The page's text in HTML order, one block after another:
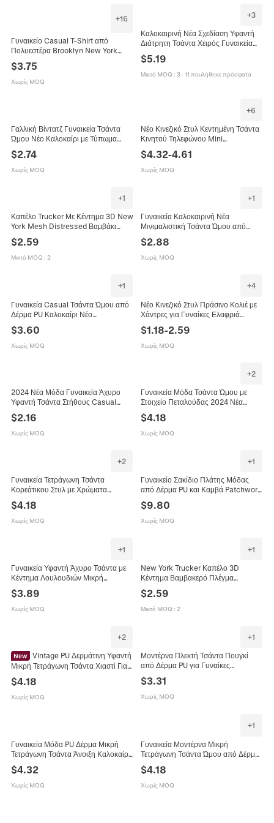
+16
Γυναικείο Casual T-Shirt από
Πολυεστέρα Brooklyn New York
Τύπωμα Στρογγυλή Λαιμόκοψη
Κοντό Μανίκι Top με Κόμπο
$3.75
Χωρίς MOQ
+3
Καλοκαιρινή Νέα Σχεδίαση Υφαντή
Διάτρητη Τσάντα Χειρός Γυναικεία
Casual Πλεκτή Τσάντα Ώμου Boho
Παραλία Διακοπές Tote
$5.19
Μικτό MOQ : 3· 11 πουλήθηκε πρόσφατα
Γαλλική Βίντατζ Γυναικεία Τσάντα
Ώμου Νέο Καλοκαίρι με Τύπωμα
από Δέρμα PU Τσάντα Μασχάλης με
Μεταλλικό Λογότυπο M
$2.74
Χωρίς MOQ
+6
Νέο Κινεζικό Στυλ Κεντημένη Τσάντα
Κινητού Τηλεφώνου Mini
Δέρμα Με Κρεμαστό Φούντα
$4.32-4.61
Χωρίς MOQ
+1
Καπέλο Trucker Με Κέντημα 3D New
York Mesh Distressed Βαμβάκι
Πολυεστέρας Ρυθμιζόμενο Unisex
Καπέλο Ήλιου
$2.59
Μικτό MOQ : 2
+1
Γυναικεία Καλοκαιρινή Νέα
Μινιμαλιστική Τσάντα Ώμου από
Καμβά Μονόχρωμη Casual Τσάντα
Crossbody Bucket Με Ρυθμιζόμενο
Λουρί Ελαφριά Τσάντα Χειρός
$2.88
Χωρίς MOQ
+1
Γυναικεία Casual Τσάντα Ώμου από
Δέρμα PU Καλοκαίρι Νέο
Τσάντα Χειρός Μόδα Μικρή
Τετράγωνη Τσάντα Χιαστί
$3.60
Χωρίς MOQ
+4
Νέο Κινεζικό Στυλ Πράσινο Κολιέ με
Χάντρες για Γυναίκες Ελαφριά
Κλείδας Καλοκαιρινό Δώρο
Κοσμημάτων Μόδας
$1.18-2.59
Χωρίς MOQ
2024 Νέα Μόδα Γυναικεία Άχυρο
Υφαντή Τσάντα Στήθους Casual
Καλοκαιρινή Παραλία Crossbody
Τσαντάκι Μέσης Με Ρυθμιζόμενο
Λουράκι Μικρή Τσάντα
$2.16
Χωρίς MOQ
+2
Γυναικεία Μόδα Τσάντα Ώμου με
Στοιχείο Πεταλούδας 2024 Νέα
Άνοιξη Καλοκαίρι Τσαλακωμένη PU
Δερμάτινη Τσάντα Χειρός με Αλυσίδα
Μεγάλης Χωρητικότητας Μικρή
$4.18
Χωρίς MOQ
+2
Γυναικεία Τετράγωνη Τσάντα
Κορεάτικου Στυλ με Χρώματα
Αντίθεσης Patchwork από PU και
Υφαντό Ύφασμα με Κλειδαριά
Καλοκαίρι 2025
$4.18
Χωρίς MOQ
+1
Γυναικείο Σακίδιο Πλάτης Μόδας
από Δέρμα PU και Καμβά Patchwork
Mini Casual Τσάντα Ταξιδιού με
Χρυσή Μεταλλική Κλειδαριά
$9.80
Χωρίς MOQ
+1
Γυναικεία Υφαντή Άχυρο Τσάντα με
Κέντημα Λουλουδιών Μικρή
Τετράγωνη Τσάντα Casual Street
Trend Τσάντα Ώμου με Υφαντή Λαβή
Μαγνητικό Κούμπωμα Καλοκαιρινή
$3.89
Χωρίς MOQ
+1
New York Trucker Καπέλο 3D
Κέντημα Βαμβακερό Πλέγμα
Αναπνεύσιμο Distressed Καπέλο
Του Μπέιζμπολ Ρετρό Υπαίθριο
Καλοκαίρι Unisex
$2.59
Μικτό MOQ : 2
+2
New
Vintage PU Δερμάτινη Υφαντή
Μικρή Τετράγωνη Τσάντα Χιαστί Για
Γυναίκες 2025 Καλοκαίρι Νέα Μόδα
Patchwork Τσάντα Χειρός
$4.18
Χωρίς MOQ
+1
Μοντέρνα Πλεκτή Τσάντα Πουγκί
από Δέρμα PU για Γυναίκες
Μινιμαλιστική Μονόχρωμη Τσάντα
Ώμου Χιαστί Καλοκαιρινή Τάση
$3.31
Χωρίς MOQ
Γυναικεία Μόδα PU Δέρμα Μικρή
Τετράγωνη Τσάντα Άνοιξη Καλοκαίρι
Πλέξης Τσάντα Ώμου Χιαστί Τσάντα
Χειρός Με Μεταλλικό Κλείδωμα
$4.32
Χωρίς MOQ
+1
Γυναικεία Μοντέρνα Μικρή
Τετράγωνη Τσάντα Ώμου από Δέρμα
Τσάντα Crossbody Με Μεταλλική
Κλειδαριά Χειρολαβή
$4.18
Χωρίς MOQ